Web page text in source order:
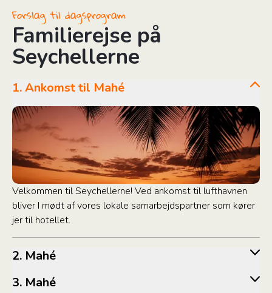
Forslag til dagsprogram
Familierejse på
Seychellerne
1. Ankomst til Mahé
Velkommen til Seychellerne! Ved ankomst til lufthavnen
bliver I mødt af vores lokale samarbejdspartner som kører
jer til hotellet.
2. Mahé
3. Mahé